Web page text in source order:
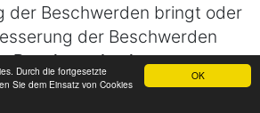
OK
Durch die fortgesetzte
Sie dem Einsatz von Cookies
der Beschwerden bringt oder
der Beschwerden
Beschwerden kommt.